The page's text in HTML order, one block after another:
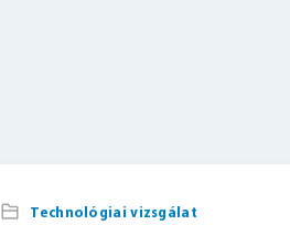
Technológiai vizsgálat